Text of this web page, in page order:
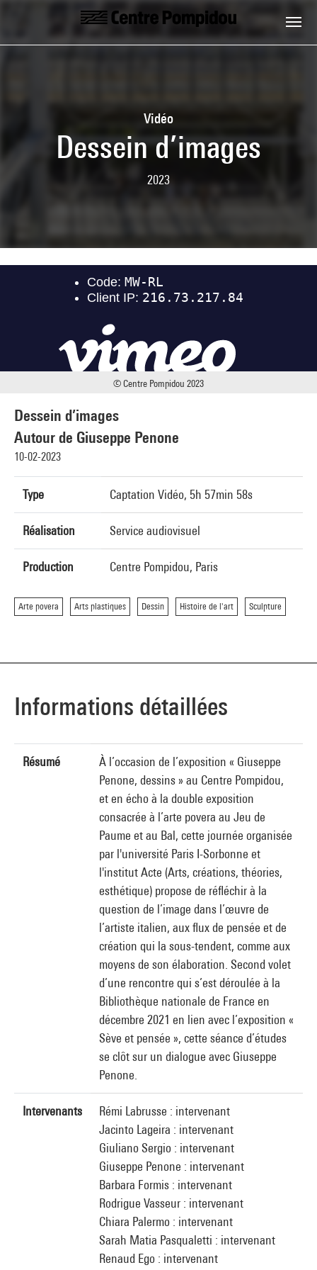
Aller au contenu principal
Centre Pompidou
Vidéo
Dessein d’images
2023
Dessein d’images
Autour de Giuseppe Penone
10-02-2023
Type Captation Vidéo, 5h 57min 58s
Réalisation Service audiovisuel
Production Centre Pompidou, Paris
Arte povera Arts plastiques Dessin Histoire de l'art Sculpture
© Centre Pompidou 2023
Informations détaillées
Résumé
À l’occasion de l’exposition « Giuseppe
Penone, dessins » au Centre Pompidou,
et en écho à la double exposition
consacrée à l’arte povera au Jeu de
Paume et au Bal, cette journée organisée
par l'université Paris I-Sorbonne et
l'institut Acte (Arts, créations, théories,
esthétique) propose de réfléchir à la
question de l’image dans l’œuvre de
l’artiste italien, aux flux de pensée et de
création qui la sous-tendent, comme aux
moyens de son élaboration. Second volet
d’une rencontre qui s’est déroulée à la
Bibliothèque nationale de France en
décembre 2021 en lien avec l’exposition «
Sève et pensée », cette séance d’études
se clôt sur un dialogue avec Giuseppe
Penone.
Intervenants
Rémi Labrusse : intervenant
Jacinto Lageira : intervenant
Giuliano Sergio : intervenant
Giuseppe Penone : intervenant
Barbara Formis : intervenant
Rodrigue Vasseur : intervenant
Chiara Palermo : intervenant
Sarah Matia Pasqualetti : intervenant
Renaud Ego : intervenant